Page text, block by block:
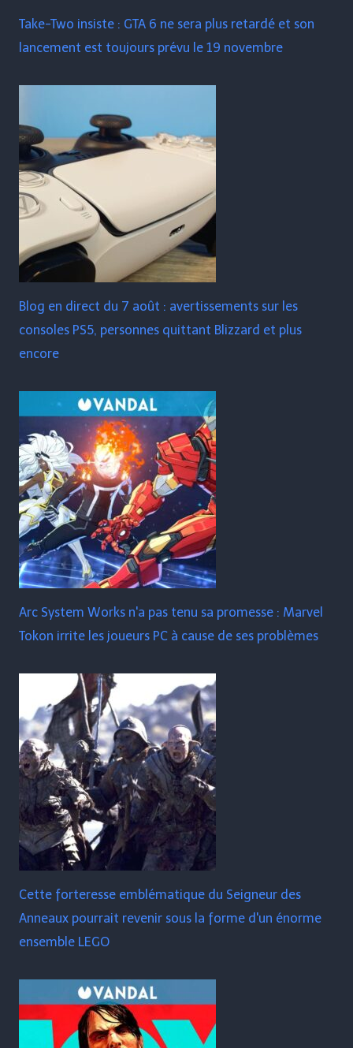
Take-Two insiste : GTA 6 ne sera plus retardé et son
lancement est toujours prévu le 19 novembre
Blog en direct du 7 août : avertissements sur les
consoles PS5, personnes quittant Blizzard et plus
encore
Arc System Works n'a pas tenu sa promesse : Marvel
Tokon irrite les joueurs PC à cause de ses problèmes
Cette forteresse emblématique du Seigneur des
Anneaux pourrait revenir sous la forme d'un énorme
ensemble LEGO